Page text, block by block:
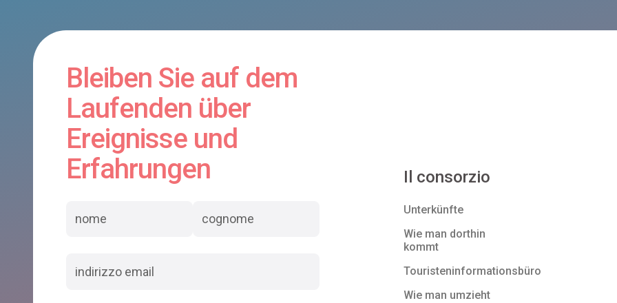
Bleiben Sie auf dem
Laufenden über
Ereignisse und
Erfahrungen
Il consorzio
Unterkünfte
Wie man dorthin
kommt
Touristeninformationsbüro
Wie man umzieht